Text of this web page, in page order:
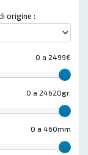
origine :
0 a 2499€
0 a 24620gr.
0 a 460mm